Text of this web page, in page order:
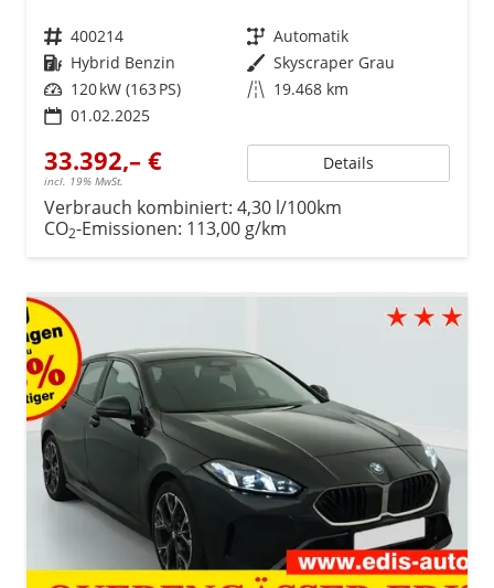
Fahrzeugnr. 400214 Getriebe Automatik
Kraftstoff Hybrid Benzin Außenfarbe Skyscraper Grau
Leistung 120 kW (163 PS) Kilometerstand 19.468 km
01.02.2025
33.392,– €
incl. 19% MwSt.
Details
Verbrauch kombiniert: 4,30 l/100km
CO2-Emissionen: 113,00 g/km